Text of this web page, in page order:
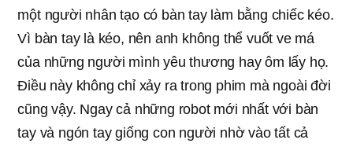
một người nhân tạo có bàn tay làm bằng chiếc kéo.
Vì bàn tay là kéo, nên anh không thể vuốt ve má
của những người mình yêu thương hay ôm lấy họ.
Điều này không chỉ xảy ra trong phim mà ngoài đời
cũng vậy. Ngay cả những robot mới nhất với bàn
tay và ngón tay giống con người nhờ vào tất cả